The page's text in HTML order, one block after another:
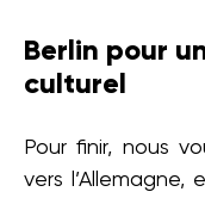
Berlin pour
culturel
Pour finir, nous
vers l’Allemagne,